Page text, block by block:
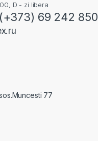
D - zi libera
69 242 850
77